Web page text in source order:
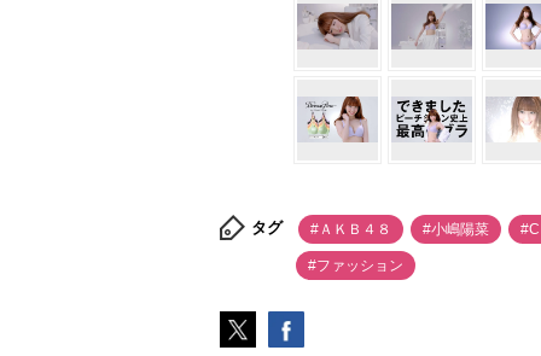
タグ #ＡＫＢ４８ #小嶋陽菜
#ファッション